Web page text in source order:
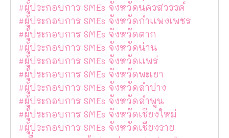
#ผู้ประกอบการ SMEs จังหวัดนครสวรรค์
#ผู้ประกอบการ SMEs จังหวัดกำเเพงเพชร
#ผู้ประกอบการ SMEs จังหวัดตาก
#ผู้ประกอบการ SMEs จังหวัดน่าน
#ผู้ประกอบการ SMEs จังหวัดเเพร่
#ผู้ประกอบการ SMEs จังหวัดพะเยา
#ผู้ประกอบการ SMEs จังหวัดลำปาง
#ผู้ประกอบการ SMEs จังหวัดลำพูน
#ผู้ประกอบการ SMEs จังหวัดเชียงใหม่
#ผู้ประกอบการ SMEs จังหวัดเชียงราย